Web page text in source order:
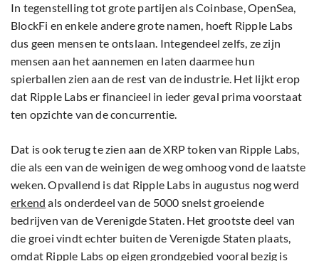
In tegenstelling tot grote partijen als Coinbase, OpenSea,
BlockFi en enkele andere grote namen, hoeft Ripple Labs
dus geen mensen te ontslaan. Integendeel zelfs, ze zijn
mensen aan het aannemen en laten daarmee hun
spierballen zien aan de rest van de industrie. Het lijkt erop
dat Ripple Labs er financieel in ieder geval prima voorstaat
ten opzichte van de concurrentie.
Dat is ook terug te zien aan de XRP token van Ripple Labs,
die als een van de weinigen de weg omhoog vond de laatste
weken. Opvallend is dat Ripple Labs in augustus nog werd
erkend als onderdeel van de 5000 snelst groeiende
bedrijven van de Verenigde Staten. Het grootste deel van
die groei vindt echter buiten de Verenigde Staten plaats,
omdat Ripple Labs op eigen grondgebied vooral bezig is